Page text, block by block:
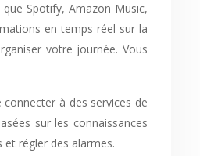
Spotify, Amazon Music,
en temps réel sur la
votre journée. Vous
à des services de
sur les connaissances
et régler des alarmes.